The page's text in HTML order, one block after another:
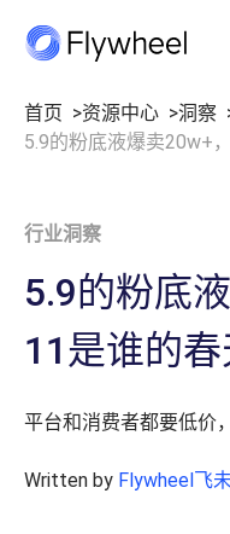
COMMERCE CLOUD
社媒监测
数字货架
零售洞察
展示与视频
覆盖媒体投放、平台运营、
业绩衡量
市场进入
指标监测
年度复盘
广告代投
企业动态
关于我们
职业机会
招聘
首页 资源中心 洞察
5.9的粉底液爆卖20w+
行业洞察
5.9的粉底
11是谁的春
平台和消费者都要低价
Written by Flywheel飞